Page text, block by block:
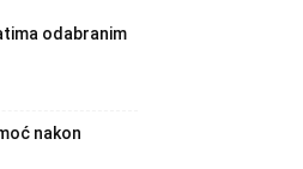
odabranim
nakon